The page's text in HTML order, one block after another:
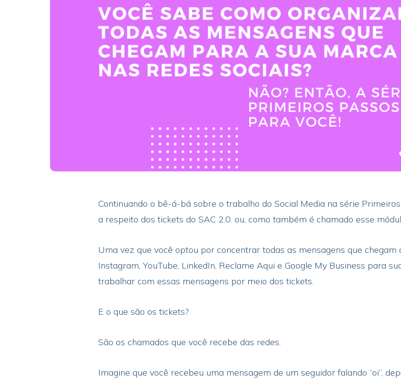
Continuando o bê-á-bá sobre o trabalho do Social Media na série
a respeito dos tickets do SAC 2.0. ou, como também é chamado esse
Uma vez que você optou por concentrar todas as mensagens que chegam
Instagram, YouTube, LinkedIn, Reclame Aqui e Google My Business para
trabalhar com essas mensagens por meio dos tickets.
E o que são os tickets?
São os chamados que você recebe das redes.
Imagine que você recebeu uma mensagem de um seguidor falando “oi”,